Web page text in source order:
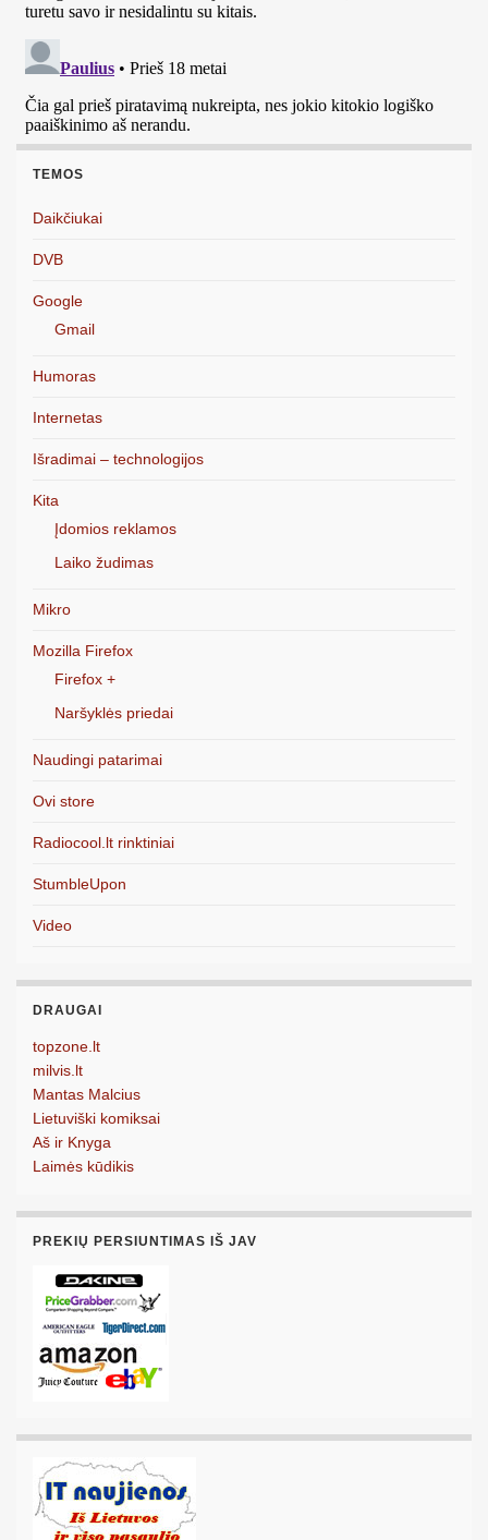
TEMOS
Daikčiukai
DVB
Google
Gmail
Humoras
Internetas
Išradimai – technologijos
Kita
Įdomios reklamos
Laiko žudimas
Mikro
Mozilla Firefox
Firefox +
Naršyklės priedai
Naudingi patarimai
Ovi store
Radiocool.lt rinktiniai
StumbleUpon
Video
DRAUGAI
topzone.lt
milvis.lt
Mantas Malcius
Lietuviški komiksai
Aš ir Knyga
Laimės kūdikis
PREKIŲ PERSIUNTIMAS IŠ JAV